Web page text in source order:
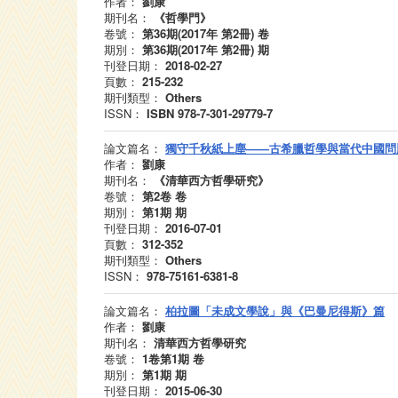
期刊名：
《哲學門》
卷號： 第36期(2017年 第2冊) 卷
期別： 第36期(2017年 第2冊) 期
刊登日期： 2018-02-27
頁數： 215-232
期刊類型： Others
ISSN： ISBN 978-7-301-29779-7
論文篇名： 獨守千秋紙上塵——古希臘哲學與當代中國
作者： 劉康
期刊名：
《清華西方哲學研究》
卷號： 第2卷 卷
期別： 第1期 期
刊登日期： 2016-07-01
頁數： 312-352
期刊類型： Others
ISSN： 978-75161-6381-8
論文篇名： 柏拉圖「未成文學說」與《巴曼尼得斯》篇
作者： 劉康
期刊名： 清華西方哲學研究
卷號： 1卷第1期 卷
期別： 第1期 期
刊登日期： 2015-06-30